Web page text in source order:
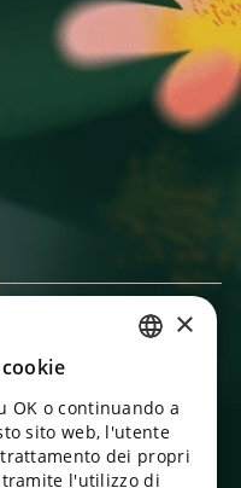
comoda chat con
ENGLISH
UKRAINIAN
×
OK o continuando a
sito web, l'utente
dei propri
l'utilizzo di